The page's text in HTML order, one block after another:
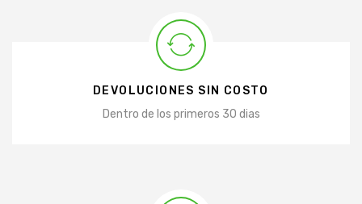
DEVOLUCIONES SIN COSTO
Dentro de los primeros 30 dias